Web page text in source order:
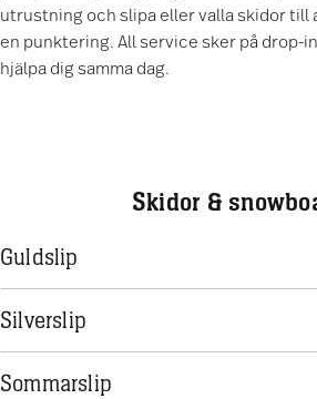
utrustning och slipa eller valla skidor till
en punktering. All service sker på drop-
hjälpa dig samma dag.
Skidor &
Guldslip
Silverslip
Sommarslip